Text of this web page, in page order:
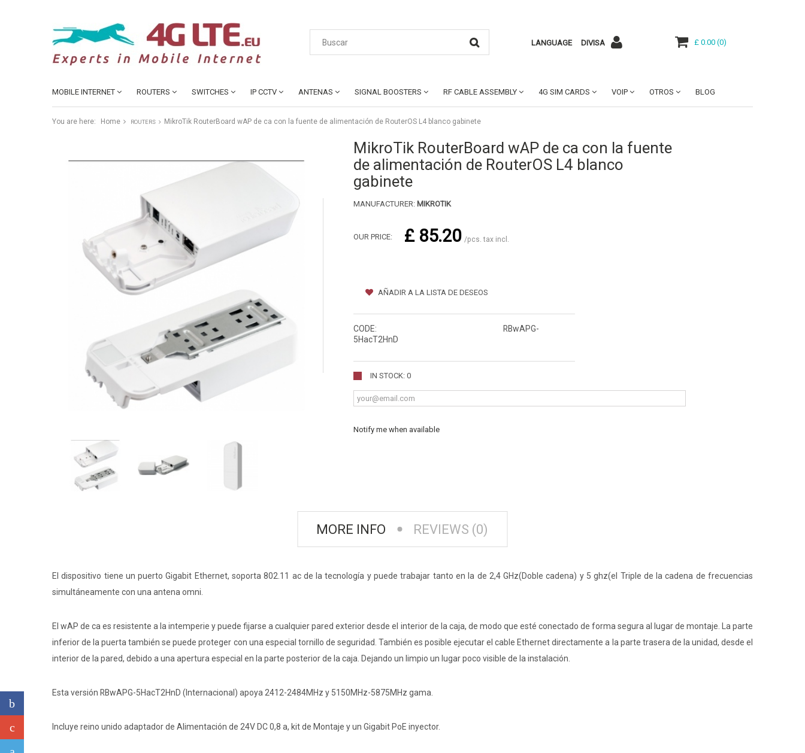
LANGUAGE DIVISA £ 0.00 (0)
MOBILE INTERNET ROUTERS SWITCHES IP CCTV ANTENAS SIGNAL BOOSTERS RF CABLE ASSEMBLY 4G SIM CARDS VOIP OTROS BLOG
You are here: Home ROUTERS MikroTik RouterBoard wAP de ca con la fuente de alimentación de RouterOS L4 blanco gabinete
MikroTik RouterBoard wAP de ca con la fuente
de alimentación de RouterOS L4 blanco
gabinete
MANUFACTURER: MIKROTIK
OUR PRICE: £ 85.20 /pcs. tax incl.
AÑADIR A LA LISTA DE DESEOS
CODE:
RBwAPG-
5HacT2HnD
IN STOCK: 0
Notify me when available
MORE INFO REVIEWS (0)
El dispositivo tiene un puerto Gigabit Ethernet, soporta 802.11 ac de la tecnología y puede trabajar tanto en la de 2,4 GHz(Doble cadena) y 5 ghz(el Triple de la cadena de frecuencias
simultáneamente con una antena omni.
El wAP de ca es resistente a la intemperie y puede fijarse a cualquier pared exterior desde el interior de la caja, de modo que esté conectado de forma segura al lugar de montaje. La parte
inferior de la puerta también se puede proteger con una especial tornillo de seguridad. También es posible ejecutar el cable Ethernet directamente a la parte trasera de la unidad, desde el
interior de la pared, debido a una apertura especial en la parte posterior de la caja. Dejando un limpio un lugar poco visible de la instalación.
Esta versión RBwAPG-5HacT2HnD (Internacional) apoya 2412-2484MHz y 5150MHz-5875MHz gama.
Incluye reino unido adaptador de Alimentación de 24V DC 0,8 a, kit de Montaje y un Gigabit PoE inyector.